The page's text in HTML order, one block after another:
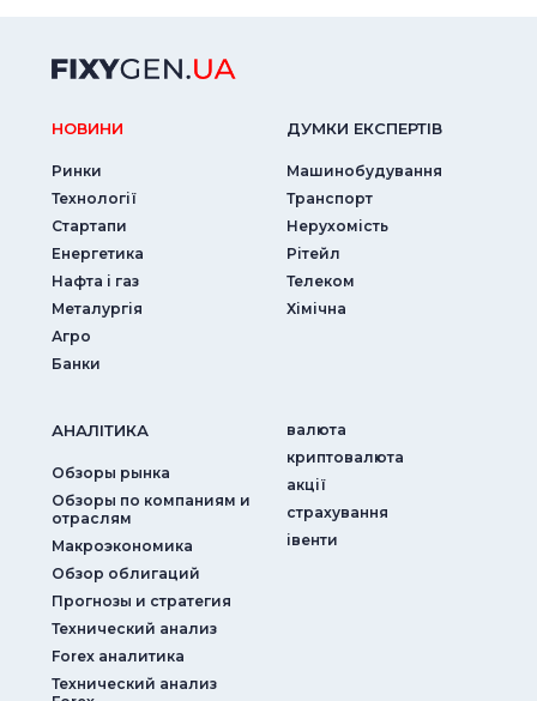
НОВИНИ
Ринки
Технології
Стартапи
Енергетика
Нафта і газ
Металургія
Агро
Банки
ДУМКИ ЕКСПЕРТIВ
Машинобудування
Транспорт
Нерухомість
Рітейл
Телеком
Хімічна
АНАЛIТИКА
Обзоры рынка
Обзоры по компаниям и
отраслям
Макроэкономика
Обзор облигаций
Прогнозы и стратегия
Технический анализ
Forex аналитика
Технический анализ
валюта
криптовалюта
акції
страхування
iвенти